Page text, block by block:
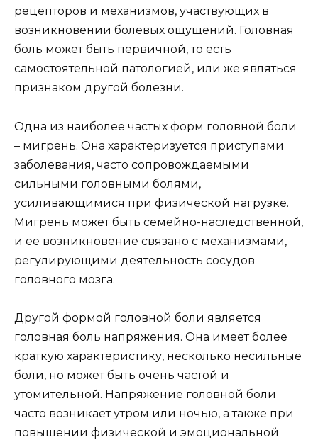
рецепторов и механизмов, участвующих в
возникновении болевых ощущений. Головная
боль может быть первичной, то есть
самостоятельной патологией, или же являться
признаком другой болезни.
Одна из наиболее частых форм головной боли
– мигрень. Она характеризуется приступами
заболевания, часто сопровождаемыми
сильными головными болями,
усиливающимися при физической нагрузке.
Мигрень может быть семейно-наследственной,
и ее возникновение связано с механизмами,
регулирующими деятельность сосудов
головного мозга.
Другой формой головной боли является
головная боль напряжения. Она имеет более
краткую характеристику, несколько несильные
боли, но может быть очень частой и
утомительной. Напряжение головной боли
часто возникает утром или ночью, а также при
повышении физической и эмоциональной